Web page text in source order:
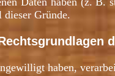
Gründe.
haben,